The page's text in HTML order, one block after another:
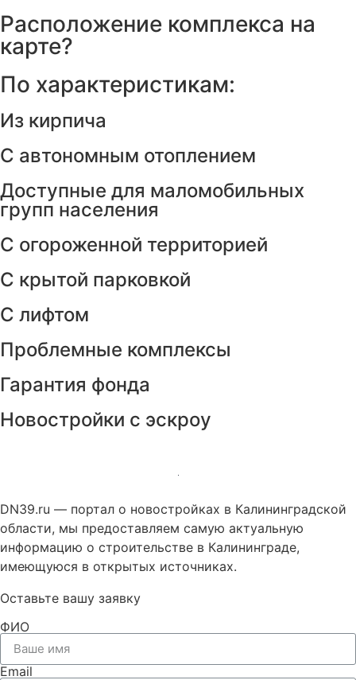
Расположение комплекса на
карте?
По характеристикам:
Из кирпича
С автономным отоплением
Доступные для маломобильных
групп населения
С огороженной территорией
С крытой парковкой
С лифтом
Проблемные комплексы
Гарантия фонда
Новостройки с эскроу
DN39.ru — портал о новостройках в Калининградской
области, мы предоставляем самую актуальную
информацию о строительстве в Калининграде,
имеющуюся в открытых источниках.
Оставьте вашу заявку
ФИО
Email